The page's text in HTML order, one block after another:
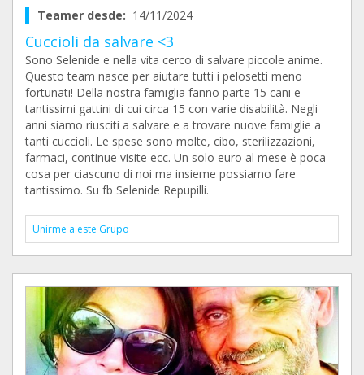
Teamer desde: 14/11/2024
Cuccioli da salvare <3
Sono Selenide e nella vita cerco di salvare piccole anime.
Questo team nasce per aiutare tutti i pelosetti meno
fortunati! Della nostra famiglia fanno parte 15 cani e
tantissimi gattini di cui circa 15 con varie disabilità. Negli
anni siamo riusciti a salvare e a trovare nuove famiglie a
tanti cuccioli. Le spese sono molte, cibo, sterilizzazioni,
farmaci, continue visite ecc. Un solo euro al mese è poca
cosa per ciascuno di noi ma insieme possiamo fare
tantissimo. Su fb Selenide Repupilli.
Unirme a este Grupo